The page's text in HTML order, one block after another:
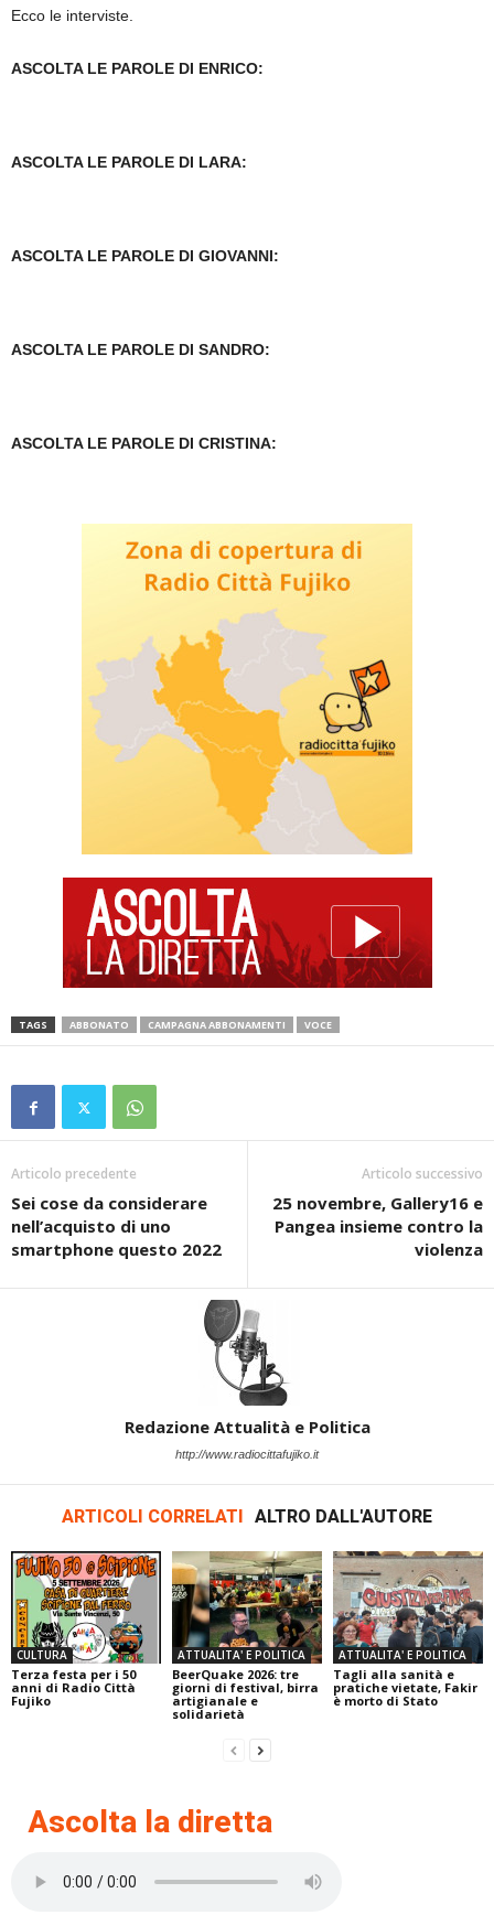
Ecco le interviste.
ASCOLTA LE PAROLE DI ENRICO:
ASCOLTA LE PAROLE DI LARA:
ASCOLTA LE PAROLE DI GIOVANNI:
ASCOLTA LE PAROLE DI SANDRO:
ASCOLTA LE PAROLE DI CRISTINA:
TAGS ABBONATO CAMPAGNA ABBONAMENTI VOCE
Articolo precedente
Sei cose da considerare
nell’acquisto di uno
smartphone questo 2022
Articolo successivo
25 novembre, Gallery16 e
Pangea insieme contro la
violenza
Redazione Attualità e Politica
http://www.radiocittafujiko.it
ARTICOLI CORRELATI ALTRO DALL'AUTORE
CULTURA
Terza festa per i 50
anni di Radio Città
Fujiko
ATTUALITA' E POLITICA
BeerQuake 2026: tre
giorni di festival, birra
artigianale e
solidarietà
ATTUALITA' E POLITICA
Tagli alla sanità e
pratiche vietate, Fakir
è morto di Stato
Ascolta la diretta